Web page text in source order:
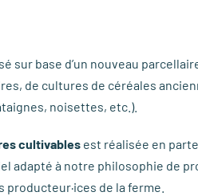
sur base d’un nouveau
de cultures de céréales
noisettes, etc.).
cultivablesest réalisée en
adapté à notre philosophie de
de la ferme.